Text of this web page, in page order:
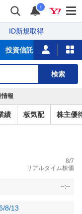
i
ID新規取得
投資信託 ニュース
検索
情報
績 板気配 株主優
8/7
リアルタイム株価
--:--
8/13